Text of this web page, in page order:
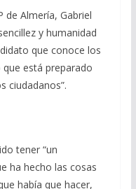
de Almería, Gabriel
y humanidad
que conoce los
está preparado
ciudadanos”.
tener “un
ha hecho las cosas
había que hacer,